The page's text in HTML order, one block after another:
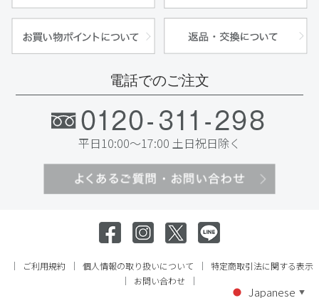
Japanese ▼
電話でのご注文
平日10:00～17:00 土日祝日除く
ご利用規約 個人情報の取り扱いについて
特定商取引法に関する表示
お問い合わせ